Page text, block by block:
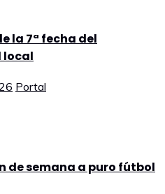
la 7ª fecha del
local
Portal
de semana a puro fútbol